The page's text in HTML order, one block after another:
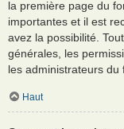
la première page du
importantes et il est
avez la possibilité.
générales, les
les administrateurs du
Haut